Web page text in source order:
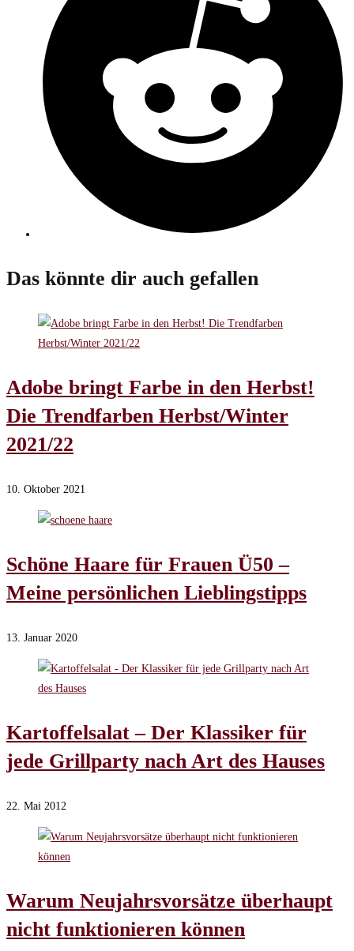
Fenster
Das könnte dir auch gefallen
Adobe bringt Farbe in den Herbst!
Die Trendfarben Herbst/Winter
2021/22
10. Oktober 2021
Schöne Haare für Frauen Ü50 –
Meine persönlichen Lieblingstipps
13. Januar 2020
Kartoffelsalat – Der Klassiker für
jede Grillparty nach Art des Hauses
22. Mai 2012
Warum Neujahrsvorsätze überhaupt
nicht funktionieren können